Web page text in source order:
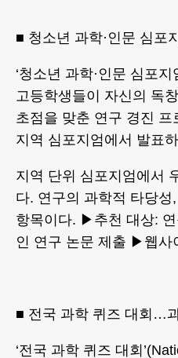
■ 청소년 과학·인문 심포
‘청소년 과학·인문 심포
고등학생들이 자신의 독
초점을 맞춘 연구 경진
지역 심포지엄에서 발표
지역 단위 심포지엄에서
다. 연구의 과학적 타당
항목이다. ▶추천 대상:
인 연구 논문 제출 ▶웹사
■ 전국 과학 퀴즈 대회…
‘전국 과학 퀴즈 대회